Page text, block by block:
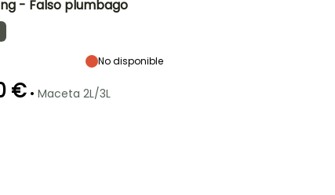
- Falso plumbago
No disponible
€ • Maceta 2L/3L